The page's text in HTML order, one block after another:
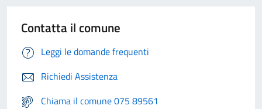
Contatta il comune
Leggi le domande frequenti
Richiedi Assistenza
Chiama il comune 075 89561